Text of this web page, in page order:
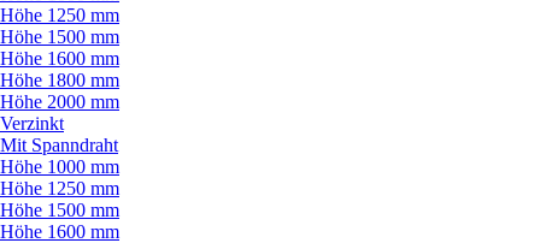
Höhe 1250 mm
Höhe 1500 mm
Höhe 1600 mm
Höhe 1800 mm
Höhe 2000 mm
Verzinkt
Mit Spanndraht
Höhe 1000 mm
Höhe 1250 mm
Höhe 1500 mm
Höhe 1600 mm